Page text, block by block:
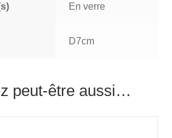
En verre
D7cm
peut-être aussi…